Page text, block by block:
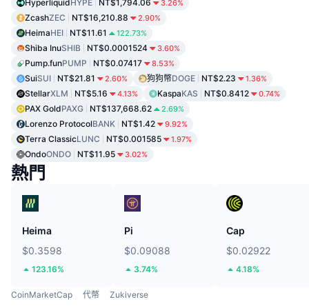
HyperliquidHYPE NT$1,794.06 3.26%
ZcashZEC NT$16,210.88 2.90%
HeimaHEI NT$11.61 122.73%
Shiba InuSHIB NT$0.0001524 3.60%
Pump.funPUMP NT$0.07417 8.53%
SuiSUI NT$21.81 2.60% 狗狗幣DOGE NT$2.23 1.36%
StellarXLM NT$5.16 4.13% KaspaKAS NT$0.8412 0.74%
PAX GoldPAXG NT$137,668.62 2.69%
Lorenzo ProtocolBANK NT$1.42 9.92%
Terra ClassicLUNC NT$0.001585 1.97%
OndoONDO NT$11.95 3.02%
熱門
Heima
$0.3598
123.16%
Pi
$0.09088
3.74%
Cap
$0.02922
4.18%
CoinMarketCap 代幣 Zukiverse